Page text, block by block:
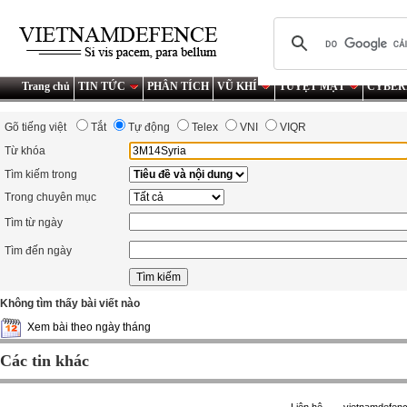
Trang chủ TIN TỨC PHÂN TÍCH VŨ KHÍ TUYỆT MẬT
Gõ tiếng việt Tắt Tự động Telex VNI
VIQR
Từ khóa
Tìm kiếm trong
Trong chuyên mục
Tìm từ ngày
Tìm đến ngày
Không tìm thấy bài viết nào
Xem bài theo ngày tháng
Các tin khác